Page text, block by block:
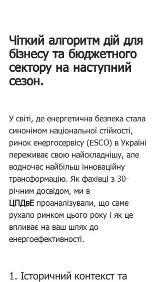
Чіткий алгоритм дій для
бізнесу та бюджетного
сектору на наступний
сезон.
У світі, де енергетична безпека стала
синонімом національної стійкості,
ринок енергосервісу (ESCO) в Україні
переживає свою найскладнішу, але
водночас найбільш інноваційну
трансформацію. Як фахівці з 30-
річним досвідом, ми в
ЦПДвЕ проаналізували, що саме
рухало ринком цього року і як це
впливає на ваш шлях до
енергоефективності.
1. Історичний контекст та